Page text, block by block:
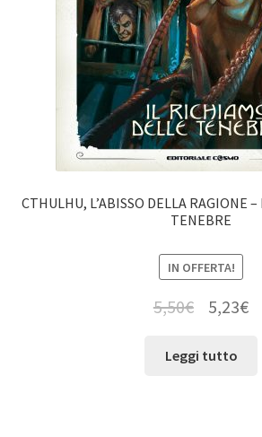
CTHULHU, L’ABISSO DELLA RAGIONE
TENEBRE
IN OFFERTA!
5,50€ 5,23€
Leggi tutto